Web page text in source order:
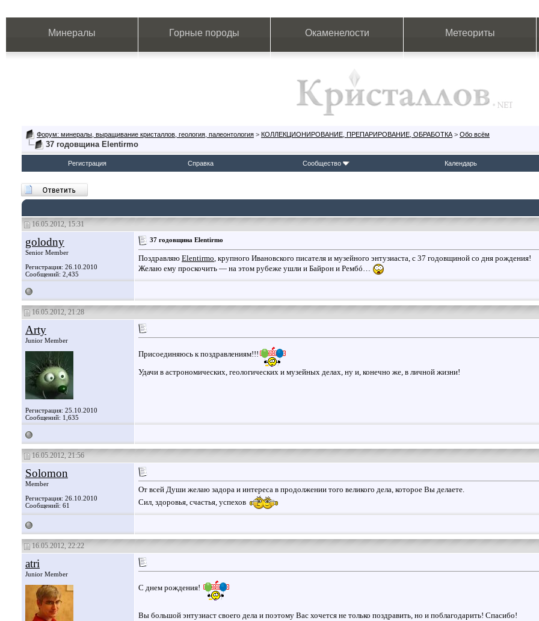
Минералы Горные породы Окаменелости Метеориты
Форум: минералы, выращивание кристаллов, геология, палеонтология > КОЛЛЕКЦИОНИРОВАНИЕ, ПРЕПАРИРОВАНИЕ, ОБРАБОТКА > Обо всём
37 годовщина Elentirmo
Регистрация Справка Сообщество Календарь
16.05.2012, 15:31
golodny
Senior Member
Регистрация: 26.10.2010
Сообщений: 2,435
37 годовщина Elentirmo
Поздравляю Elentirmo, крупного Ивановского писателя и музейного энтузиаста, c 37 годовщиной со дня рождения!
Желаю ему проскочить — на этом рубеже ушли и Байрон и Рембó…
16.05.2012, 21:28
Arty
Junior Member
Регистрация: 25.10.2010
Сообщений: 1,635
Присоединяюсь к поздравлениям!!!
Удачи в астрономических, геологических и музейных делах, ну и, конечно же, в личной жизни!
16.05.2012, 21:56
Solomon
Member
Регистрация: 26.10.2010
Сообщений: 61
От всей Души желаю задора и интереса в продолжении того великого дела, которое Вы делаете.
Сил, здоровья, счастья, успехов
16.05.2012, 22:22
atri
Junior Member
С днем рождения!
Вы большой энтузиаст своего дела и поэтому Вас хочется не только поздравить, но и поблагодарить! Спасибо!